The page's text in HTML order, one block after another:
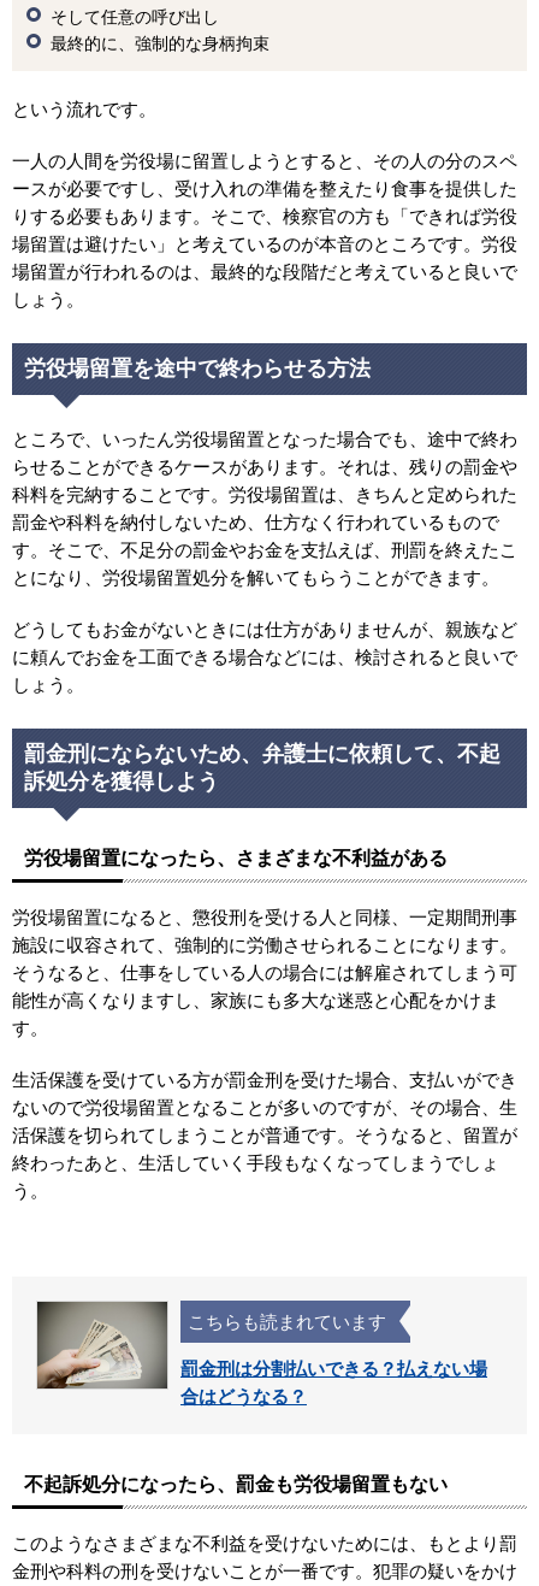
そして任意の呼び出し
最終的に、強制的な身柄拘束
という流れです。
一人の人間を労役場に留置しようとすると、その人の分のスペ
ースが必要ですし、受け入れの準備を整えたり食事を提供した
りする必要もあります。そこで、検察官の方も「できれば労役
場留置は避けたい」と考えているのが本音のところです。労役
場留置が行われるのは、最終的な段階だと考えていると良いで
しょう。
労役場留置を途中で終わらせる方法
ところで、いったん労役場留置となった場合でも、途中で終わ
らせることができるケースがあります。それは、残りの罰金や
科料を完納することです。労役場留置は、きちんと定められた
罰金や科料を納付しないため、仕方なく行われているもので
す。そこで、不足分の罰金やお金を支払えば、刑罰を終えたこ
とになり、労役場留置処分を解いてもらうことができます。
どうしてもお金がないときには仕方がありませんが、親族など
に頼んでお金を工面できる場合などには、検討されると良いで
しょう。
罰金刑にならないため、弁護士に依頼して、不起
訴処分を獲得しよう
労役場留置になったら、さまざまな不利益がある
労役場留置になると、懲役刑を受ける人と同様、一定期間刑事
施設に収容されて、強制的に労働させられることになります。
そうなると、仕事をしている人の場合には解雇されてしまう可
能性が高くなりますし、家族にも多大な迷惑と心配をかけま
す。
生活保護を受けている方が罰金刑を受けた場合、支払いができ
ないので労役場留置となることが多いのですが、その場合、生
活保護を切られてしまうことが普通です。そうなると、留置が
終わったあと、生活していく手段もなくなってしまうでしょ
う。
こちらも読まれています
罰金刑は分割払いできる？払えない場
合はどうなる？
不起訴処分になったら、罰金も労役場留置もない
このようなさまざまな不利益を受けないためには、もとより罰
金刑や科料の刑を受けないことが一番です。犯罪の疑いをかけ